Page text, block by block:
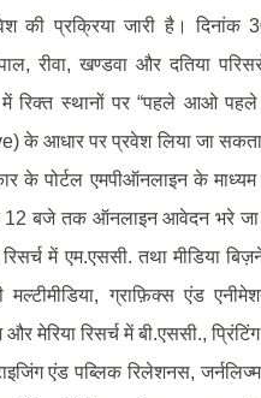
की प्रक्रिया जारी है। दिनांक
रीवा, खण्डवा और दतिया
में रिक्त स्थानों पर “पहले आओ
के आधार पर प्रवेश लिया जा
के पोर्टल एमपीऑनलाइन के
12 बजे तक ऑनलाइन आवेदन भरे
रिसर्च में एम.एससी. तथा मीडिया
ग्राफ़िक्स एंड
मेरिया रिसर्च में बी.एससी.,
एंड पब्लिक रिलेशनस,